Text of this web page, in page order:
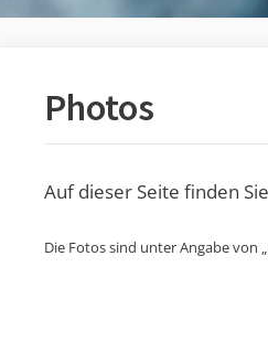
Photos
Auf dieser Seite finden
Die Fotos sind unter Angabe von